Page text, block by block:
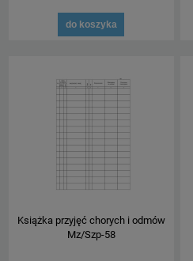
do koszyka
Książka przyjęć chorych i odmów
Mz/Szp-58